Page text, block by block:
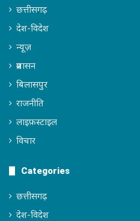
छत्तीसगढ़
देश-विदेश
न्यूज़
प्रशासन
बिलासपुर
राजनीति
लाइफ़स्टाइल
विचार
Categories
छत्तीसगढ़
देश-विदेश